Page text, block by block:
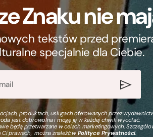
Znaku nie
tekstów przed
specjalnie dla Ciebie.
produktach, usługach oferowanych przez
jest dobrowolna i mogę ją w każdej chwili wycofać.
będą przetwarzane w celach marketingowych.
Ci prawach, można znaleźć wPolityce Prywatności.